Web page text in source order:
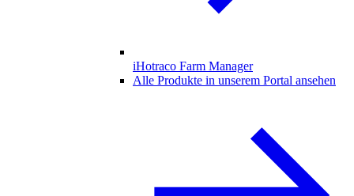
iHotraco Farm Manager
Alle Produkte in unserem Portal ansehen